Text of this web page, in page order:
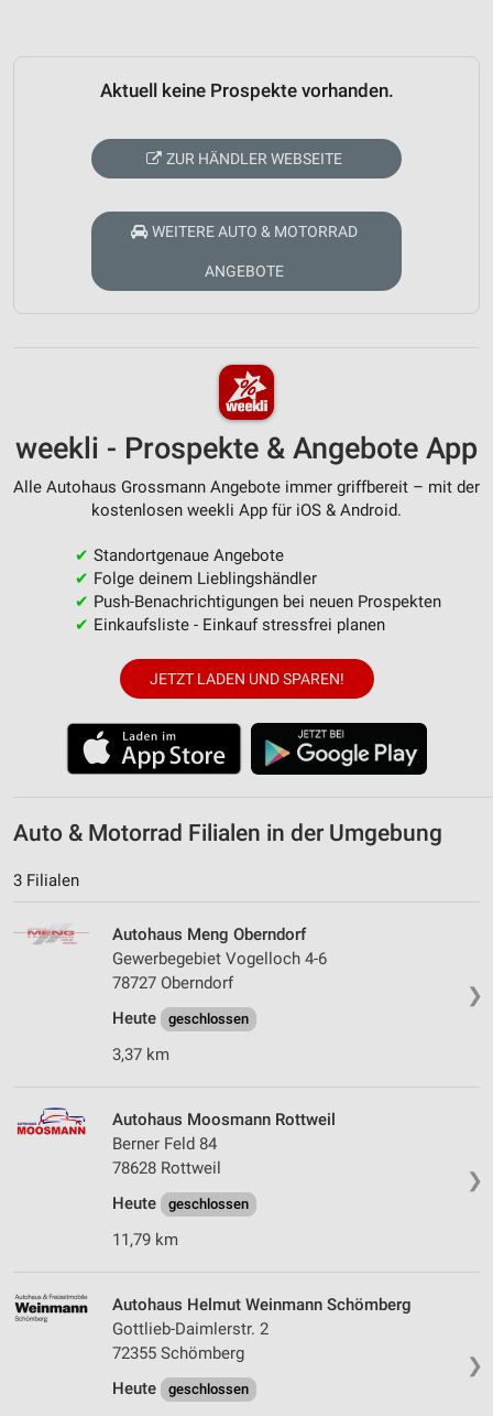
Aktuell keine Prospekte vorhanden.
ZUR HÄNDLER WEBSEITE
WEITERE AUTO & MOTORRAD
ANGEBOTE
weekli - Prospekte & Angebote App
Alle Autohaus Grossmann Angebote immer griffbereit – mit der
kostenlosen weekli App für iOS & Android.
✔ Standortgenaue Angebote
✔ Folge deinem Lieblingshändler
✔ Push-Benachrichtigungen bei neuen Prospekten
✔ Einkaufsliste - Einkauf stressfrei planen
JETZT LADEN UND SPAREN!
Auto & Motorrad Filialen in der Umgebung
3 Filialen
❯
Autohaus Meng Oberndorf
Gewerbegebiet Vogelloch 4-6
78727 Oberndorf
Heute
geschlossen
3,37 km
❯
Autohaus Moosmann Rottweil
Berner Feld 84
78628 Rottweil
Heute
geschlossen
11,79 km
❯
Autohaus Helmut Weinmann Schömberg
Gottlieb-Daimlerstr. 2
72355 Schömberg
Heute
geschlossen